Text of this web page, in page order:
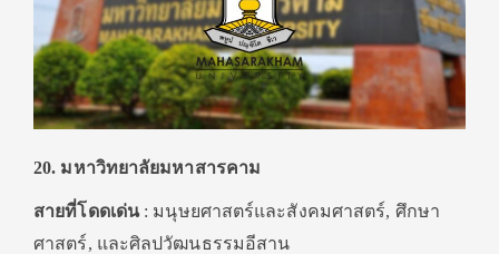
20. มหาวิทยาลัยมหาสารคาม
สายที่โดดเด่น: มนุษยศาสตร์และสังคมศาสตร์, ศึกษา
ศาสตร์, และศิลปวัฒนธรรมอีสาน